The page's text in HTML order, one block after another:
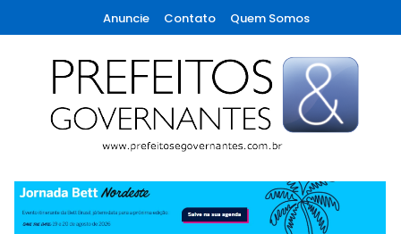
To
Content
Anuncie Contato Quem Somos
Prefeitos & Governantes